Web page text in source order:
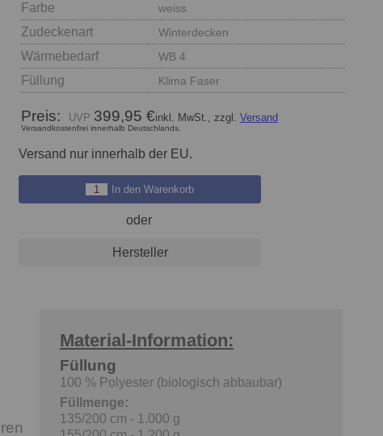
Farbe
weiss
Zudeckenart Winterdecken
Wärmebedarf WB 4
Füllung Klima Faser
Preis: 399,95 €inkl. MwSt., zzgl. Versand
Versandkostenfrei innerhalb Deutschlands.
Versand nur innerhalb der EU.
In den Warenkorb
oder
Hersteller
Material-Information:
Füllung
100 % Polyester (biologisch abbaubar)
Füllmenge:
135/200 cm - 1.000 g